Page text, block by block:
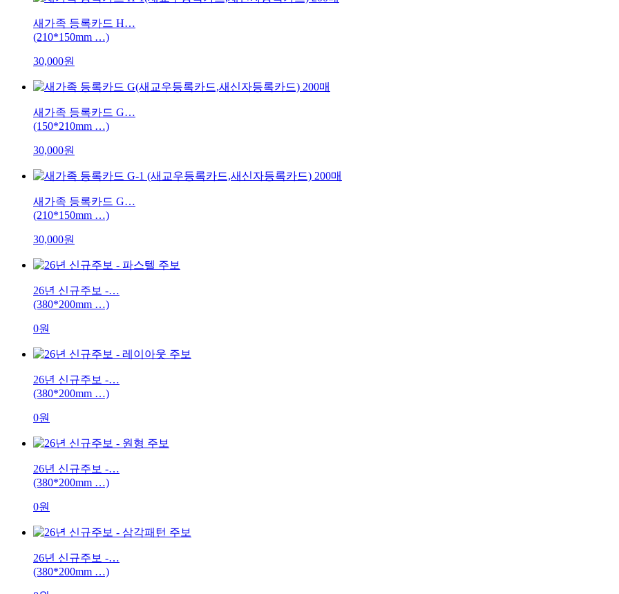
새가족 등록카드 H…
(210*150mm …)
30,000원
새가족 등록카드 G…
(150*210mm …)
30,000원
새가족 등록카드 G…
(210*150mm …)
30,000원
26년 신규주보 -…
(380*200mm …)
0원
26년 신규주보 -…
(380*200mm …)
0원
26년 신규주보 -…
(380*200mm …)
0원
26년 신규주보 -…
(380*200mm …)